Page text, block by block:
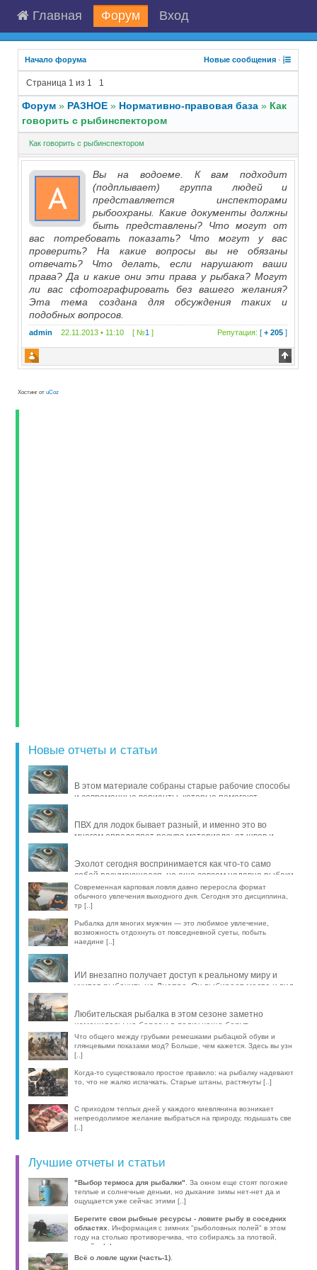
Главная Форум Вход
Начало форума Новые сообщения ·
Страница 1 из 1 1
Форум » РАЗНОЕ » Нормативно-правовая база » Как
говорить с рыбинспектором
Как говорить с рыбинспектором
Вы на водоеме. К вам подходит
(подплывает) группа людей и
представляется инспекторами
рыбоохраны. Какие документы должны
быть представлены? Что могут от
вас потребовать показать? Что могут у вас
проверить? На какие вопросы вы не обязаны
отвечать? Что делать, если нарушают ваши
права? Да и какие они эти права у рыбака? Могут
ли вас сфотографировать без вашего желания?
Эта тема создана для обсуждения таких и
подобных вопросов.
admin 22.11.2013 • 11:10 [ №1 ] Репутация: [+ 205 ]
Хостинг отuCoz
Новые отчеты и статьи
В этом материале собраны старые рабочие способы
и современные варианты, которые помогают
ПВХ для лодок бывает разный, и именно это во
многом определяет ресурс материала: от швов и
Эхолот сегодня воспринимается как что-то само
собой разумеющееся, но еще совсем недавно рыбаки
обходились б [..]
Современная карповая ловля давно переросла формат
обычного увлечения выходного дня. Сегодня это дисциплина,
тр [..]
Рыбалка для многих мужчин — это любимое увлечение,
возможность отдохнуть от повседневной суеты, побыть
наедине [..]
ИИ внезапно получает доступ к реальному миру и
учится рыбачить на Днепре. Он выбирает место и вид
Любительская рыбалка в этом сезоне заметно
изменилась: на берег и в лодку чаще берут
компактные эхолоты, об [..]
Что общего между грубыми ремешками рыбацкой обуви и
глянцевыми показами мод? Больше, чем кажется. Здесь вы узн
[..]
Когда-то существовало простое правило: на рыбалку надевают
то, что не жалко испачкать. Старые штаны, растянуты [..]
С приходом теплых дней у каждого киевлянина возникает
непреодолимое желание выбраться на природу, подышать све
[..]
Лучшие отчеты и статьи
"Выбор термоса для рыбалки". За окном еще стоят погожие
теплые и солнечные деньки, но дыхание зимы нет-нет да и
ощущается уже сейчас этими [..]
Берегите свои рыбные ресурсы - ловите рыбу в соседних
областях
. Информация с зимних "рыболовных полей" в этом
году на столько противоречива, что собираясь за плотвой,
волей-н [..]
Всё о ловле щуки (часть-1)